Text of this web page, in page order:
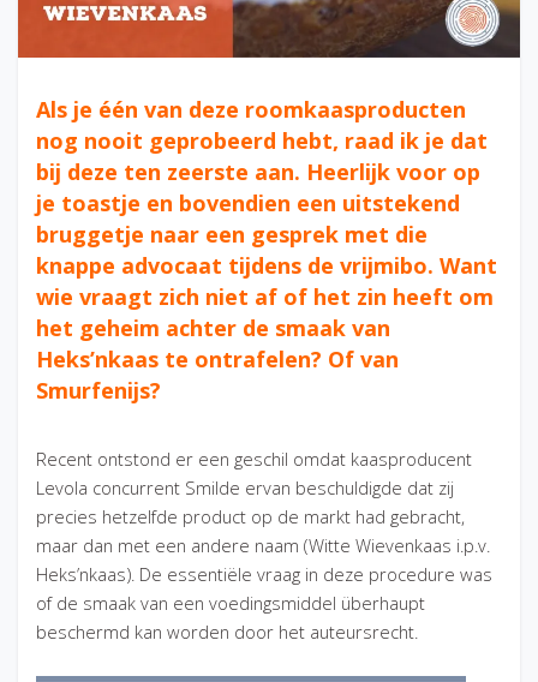
Als je één van deze roomkaasproducten
nog nooit geprobeerd hebt, raad ik je dat
bij deze ten zeerste aan. Heerlijk voor op
je toastje en bovendien een uitstekend
bruggetje naar een gesprek met die
knappe advocaat tijdens de vrijmibo. Want
wie vraagt zich niet af of het zin heeft om
het geheim achter de smaak van
Heks’nkaas te ontrafelen? Of van
Smurfenijs?
Recent ontstond er een geschil omdat kaasproducent
Levola concurrent Smilde ervan beschuldigde dat zij
precies hetzelfde product op de markt had gebracht,
maar dan met een andere naam (Witte Wievenkaas i.p.v.
Heks’nkaas). De essentiële vraag in deze procedure was
of de smaak van een voedingsmiddel überhaupt
beschermd kan worden door het auteursrecht.